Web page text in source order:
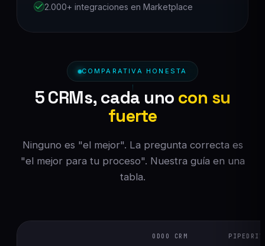
2.000+ integraciones en Marketplace
COMPARATIVA HONESTA
5 CRMs, cada uno con su
fuerte
Ninguno es "el mejor". La pregunta correcta es
"el mejor para tu proceso". Nuestra guía en una
tabla.
ODOO CRM